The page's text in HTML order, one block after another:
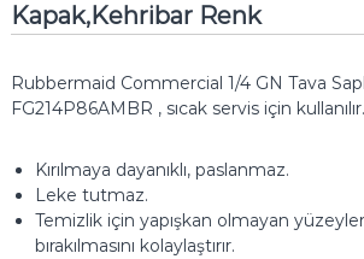
Kapak,Kehribar Renk
Rubbermaid Commercial 1/4 GN Tava
FG214P86AMBR , sıcak servis için kullanılır.
Kırılmaya dayanıklı, paslanmaz.
Leke tutmaz.
Temizlik için yapışkan olmayan
bırakılmasını kolaylaştırır.